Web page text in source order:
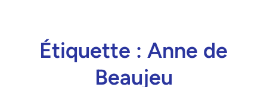
Étiquette : Anne de
Beaujeu